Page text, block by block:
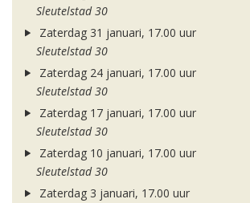
Sleutelstad 30
Zaterdag 31 januari, 17.00 uur
Sleutelstad 30
Zaterdag 24 januari, 17.00 uur
Sleutelstad 30
Zaterdag 17 januari, 17.00 uur
Sleutelstad 30
Zaterdag 10 januari, 17.00 uur
Sleutelstad 30
Zaterdag 3 januari, 17.00 uur